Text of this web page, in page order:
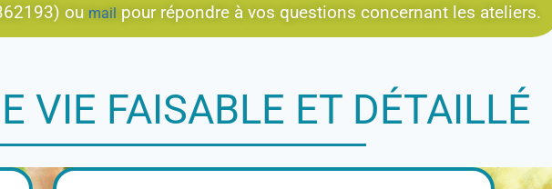
ou mail pour répondre à vos questions concernant les ateliers.
VIE FAISABLE ET DÉTAILLÉ